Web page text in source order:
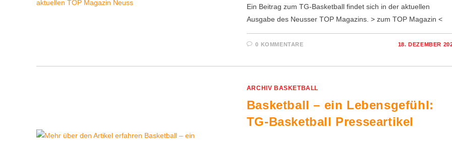
Ein Beitrag zum TG-Basketball findet sich in der aktuellen
Ausgabe des Neusser TOP Magazins. > zum TOP Magazin <
0 KOMMENTARE 18. DEZEMBER
ARCHIV BASKETBALL
Basketball – ein Lebensgefühl:
TG-Basketball Presseartikel